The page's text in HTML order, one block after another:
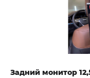
Задний монитор